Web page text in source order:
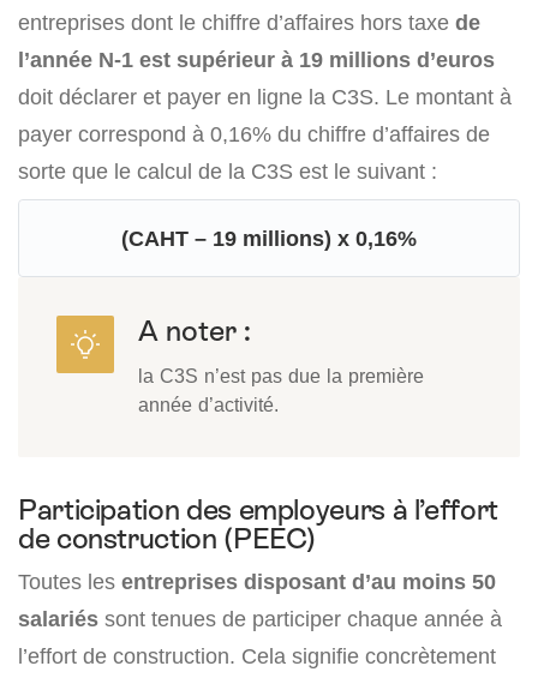
entreprises dont le chiffre d’affaires hors taxe de
l’année N-1 est supérieur à 19 millions d’euros
doit déclarer et payer en ligne la C3S. Le montant à
payer correspond à 0,16% du chiffre d’affaires de
sorte que le calcul de la C3S est le suivant :
(CAHT – 19 millions) x 0,16%
A noter :
la C3S n’est pas due la première
année d’activité.
Participation des employeurs à l’effort
de construction (PEEC)
Toutes les entreprises disposant d’au moins 50
salariés sont tenues de participer chaque année à
l’effort de construction. Cela signifie concrètement